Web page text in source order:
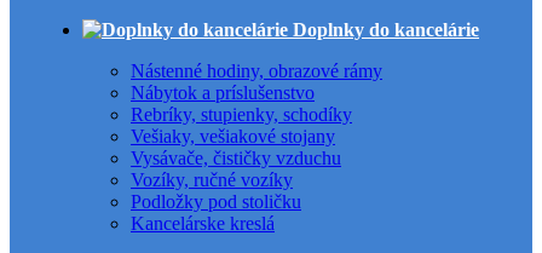
Doplnky do kancelárie
Nástenné hodiny, obrazové rámy
Nábytok a príslušenstvo
Rebríky, stupienky, schodíky
Vešiaky, vešiakové stojany
Vysávače, čističky vzduchu
Vozíky, ručné vozíky
Podložky pod stoličku
Kancelárske kreslá